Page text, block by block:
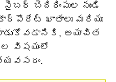
బెదిరింపుల నుండి
ఖాతాలు మరియు
అయాచిత
విషయంలో